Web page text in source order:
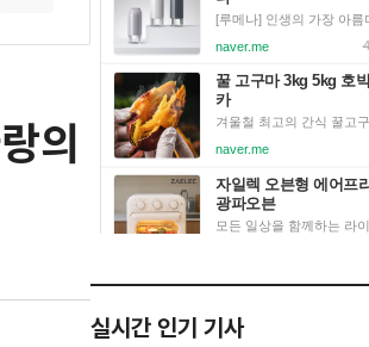
의
실시간 인기 기사